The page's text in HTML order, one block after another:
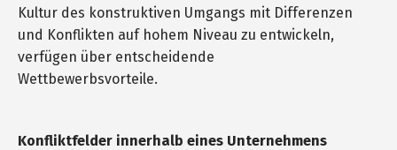
Kultur des konstruktiven Umgangs mit Differenzen
und Konflikten auf hohem Niveau zu entwickeln,
verfügen über entscheidende
Wettbewerbsvorteile.
Konfliktfelder innerhalb eines Unternehmens